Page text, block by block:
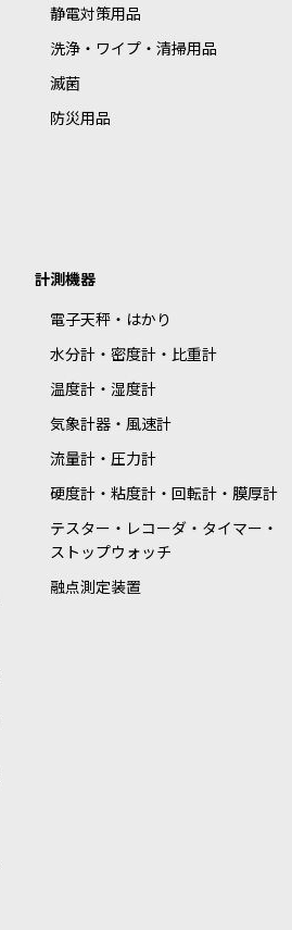
静電対策用品
洗浄・ワイプ・清掃用品
滅菌
防災用品
計測機器
電子天秤・はかり
水分計・密度計・比重計
温度計・湿度計
気象計器・風速計
流量計・圧力計
硬度計・粘度計・回転計・膜厚計
テスター・レコーダ・タイマー・
ストップウォッチ
融点測定装置